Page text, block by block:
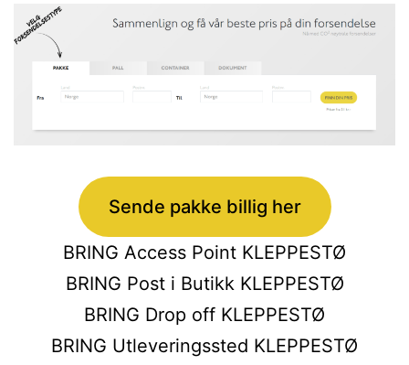
Sende pakke billig her
BRING Access Point KLEPPESTØ
BRING Post i Butikk KLEPPESTØ
BRING Drop off KLEPPESTØ
BRING Utleveringssted KLEPPESTØ